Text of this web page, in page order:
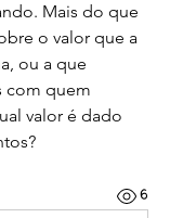
Mais do que
o valor que a
ou a que
com quem
valor é dado
6